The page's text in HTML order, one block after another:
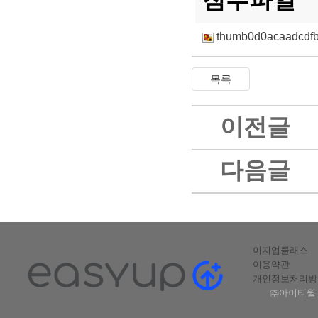
이전글
다음글
이지업클래스
이용약관
개인정보처리
㈜아이티